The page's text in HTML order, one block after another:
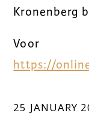
Kronenberg
Voor
https://
25 JANUARY